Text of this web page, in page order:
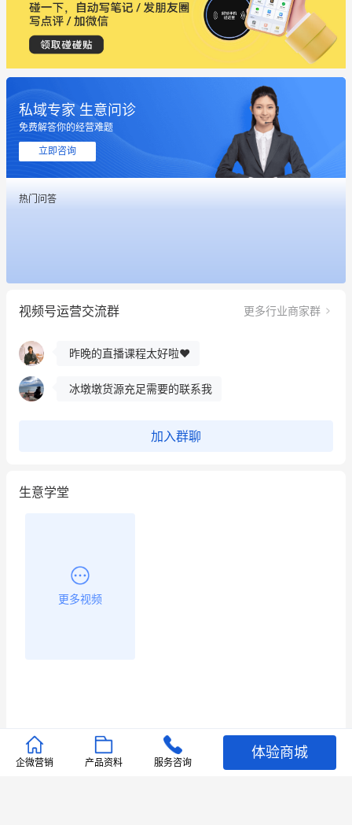
私域专家 生意问诊
免费解答你的经营难题
立即咨询
热门问答
视频号运营交流群 更多行业商家群
用有赞就能在微信、小红书同时经营了
餐饮也得靠私域和服务提高竞争力
昨晚的直播课程太好啦❤️
冰墩墩货源充足需要的联系我
加入群聊
生意学堂
更多视频
推荐文章
企微营销 产品资料 服务咨询
体验商城